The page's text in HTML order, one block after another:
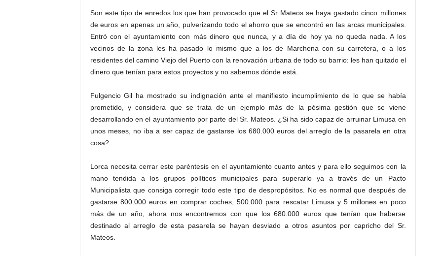
Son este tipo de enredos los que han provocado que el Sr Mateos se haya gastado cinco millones
de euros en apenas un año, pulverizando todo el ahorro que se encontró en las arcas municipales.
Entró con el ayuntamiento con más dinero que nunca, y a día de hoy ya no queda nada. A los
vecinos de la zona les ha pasado lo mismo que a los de Marchena con su carretera, o a los
residentes del camino Viejo del Puerto con la renovación urbana de todo su barrio: les han quitado el
dinero que tenían para estos proyectos y no sabemos dónde está.
Fulgencio Gil ha mostrado su indignación ante el manifiesto incumplimiento de lo que se había
prometido, y considera que se trata de un ejemplo más de la pésima gestión que se viene
desarrollando en el ayuntamiento por parte del Sr. Mateos. ¿Si ha sido capaz de arruinar Limusa en
unos meses, no iba a ser capaz de gastarse los 680.000 euros del arreglo de la pasarela en otra
cosa?
Lorca necesita cerrar este paréntesis en el ayuntamiento cuanto antes y para ello seguimos con la
mano tendida a los grupos políticos municipales para superarlo ya a través de un Pacto
Municipalista que consiga corregir todo este tipo de despropósitos. No es normal que después de
gastarse 800.000 euros en comprar coches, 500.000 para rescatar Limusa y 5 millones en poco
más de un año, ahora nos encontremos con que los 680.000 euros que tenían que haberse
destinado al arreglo de esta pasarela se hayan desviado a otros asuntos por capricho del Sr.
Mateos.